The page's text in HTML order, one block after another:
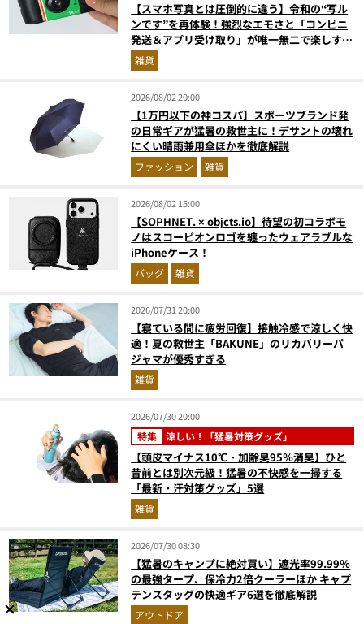
【スマホ写真とは圧倒的に違う】令和の“写ル
ンです”を再体験！強烈なエモさと「コンビニ
発送＆アプリ受け取り」が唯一無二で楽しすぎ
た雑貨
2026/08/02 20:00
【1万円以下の神コスパ】スポーツブランド発
の日常ギアが猛暑の救世主に！デサントの壊れ
にくい晴雨兼用傘ほかを徹底解説
ファッション 雑貨
2026/08/02 15:00
【SOPHNET. × objcts.io】待望の初コラボモ
ノはスコーピオンロゴを纏ったウェアラブルな
iPhoneケース！
バッグ 雑貨
2026/07/31 20:00
【寝ている間に疲労回復】接触冷感で涼しく快
適！夏の救世主「BAKUNE」のリカバリーパ
ジャマが優秀すぎる
雑貨
2026/07/30 20:00
特集 涼しい！「猛暑対策グッズ」
【頭皮マイナス10℃・加齢臭95％消臭】ひと
昔前とは別次元級！猛暑の不快感を一掃する
「最新・汗対策グッズ」5選
雑貨
2026/07/30 08:30
【猛暑のキャンプに絶対買い】遮光率99.99％
の最強タープ、保冷力2倍クーラーほか キャプ
テンスタッグの快適ギア6選を徹底解説
アウトドア